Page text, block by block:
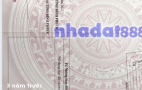
3 năm trước